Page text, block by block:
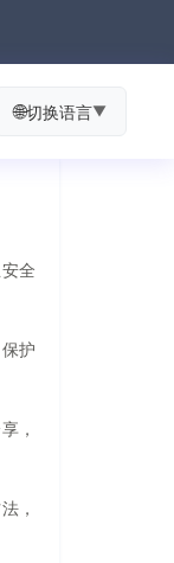
于我们
🌐切换语言▼
全
护
，
，